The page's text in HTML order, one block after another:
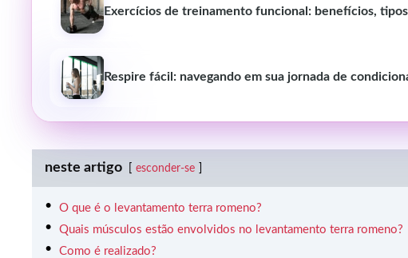
Exercícios de treinamento funcional: benefícios,
Respire fácil: navegando em sua jornada de
neste artigo esconder-se
O que é o levantamento terra romeno?
Quais músculos estão envolvidos no levantamento terra romeno?
Como é realizado?